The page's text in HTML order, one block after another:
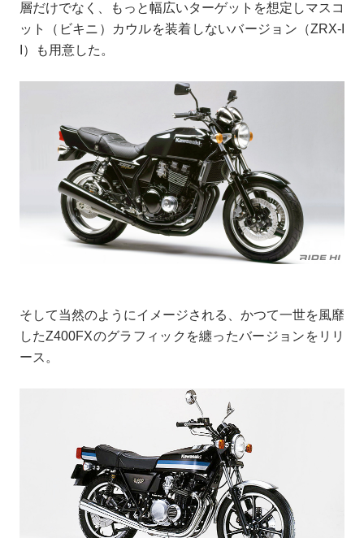
層だけでなく、もっと幅広いターゲットを想定しマスコ
ット（ビキニ）カウルを装着しないバージョン（ZRX-I
I）も用意した。
そして当然のようにイメージされる、かつて一世を風靡
したZ400FXのグラフィックを纏ったバージョンをリリ
ース。